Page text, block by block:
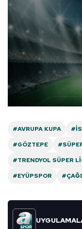
#AVRUPA KUPA
#GÖZTEPE
#TRENDYOL SÜPER
#EYÜPSPOR